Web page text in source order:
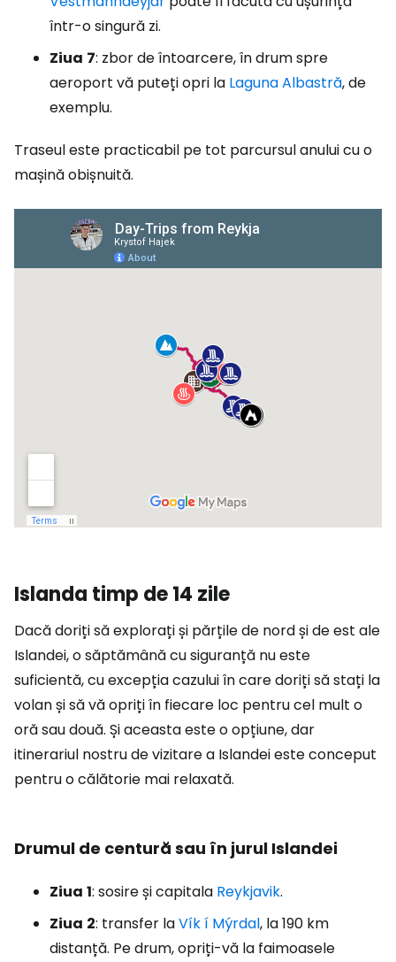
într-o singură zi.
Ziua 7: zbor de întoarcere, în drum spre
aeroport vă puteți opri la Laguna Albastră, de
exemplu.
Traseul este practicabil pe tot parcursul anului cu o
mașină obișnuită.
Islanda timp de 14 zile
Dacă doriți să explorați și părțile de nord și de est ale
Islandei, o săptămână cu siguranță nu este
suficientă, cu excepția cazului în care doriți să stați la
volan și să vă opriți în fiecare loc pentru cel mult o
oră sau două. Și aceasta este o opțiune, dar
itinerariul nostru de vizitare a Islandei este conceput
pentru o călătorie mai relaxată.
Drumul de centură sau în jurul Islandei
Ziua 1: sosire și capitala Reykjavik.
Ziua 2: transfer laVík í Mýrdal, la 190 km
distanță. Pe drum, opriți-vă la faimoasele